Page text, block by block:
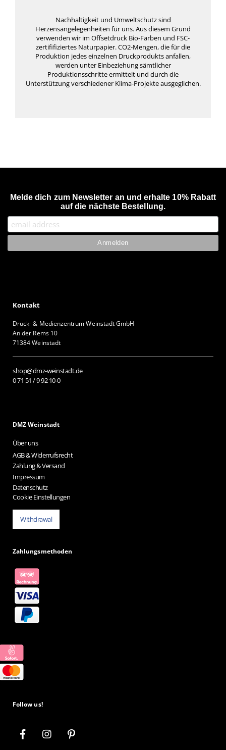
Nachhaltigkeit und Umweltschutz sind
Herzensangelegenheiten für uns. Aus diesem Grund
verwenden wir im Offsetdruck Bio-Farben und FSC-
zertififiziertes Naturpapier. CO2-Mengen, die für die
Produktion jedes einzelnen Druckprodukts anfallen,
werden unter Einbeziehung sämtlicher
Produktionsschritte ermittelt und durch die
Unterstützung verschiedener Klima-Projekte ausgeglichen.
Melde dich zum Newsletter an und erhalte 10% Rabatt
auf die nächste Bestellung.
Kontakt
Druck- & Medienzentrum Weinstadt GmbH
An der Rems 10
71384 Weinstadt
shop@dmz-weinstadt.de
0 71 51 / 9 92 10-0
DMZ Weinstadt
Über uns
AGB & Widerrufsrecht
Zahlung & Versand
Impressum
Datenschutz
Cookie Einstellungen
Withdrawal
Zahlungsmethoden
Follow us!